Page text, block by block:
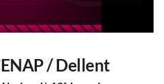
/ Dellent